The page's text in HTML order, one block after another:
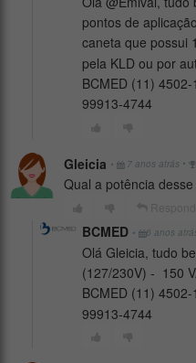
pontos de
caneta que possui
pela KLD ou por
BCMED (11)
99913-4744
Gleicia • 7 anos atrás •
Qual a potência
BCMED • 6 anos
Olá Gleicia, tudo
(127/230V) - 150
BCMED (11)
99913-4744